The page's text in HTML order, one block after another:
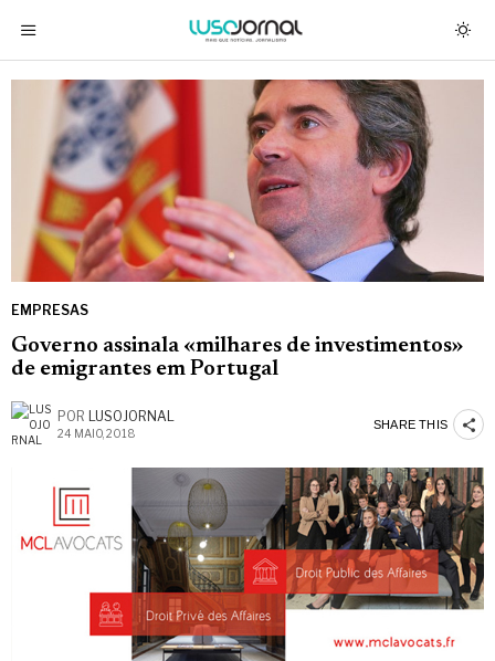
EMPRESAS
Governo assinala «milhares de investimentos»
de emigrantes em Portugal
POR LUSOJORNAL
24 MAIO, 2018
SHARE THIS